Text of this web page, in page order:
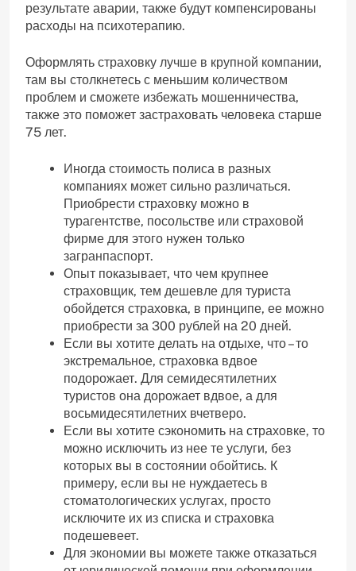
результате аварии, также будут компенсированы
расходы на психотерапию.
Оформлять страховку лучше в крупной компании,
там вы столкнетесь с меньшим количеством
проблем и сможете избежать мошенничества,
также это поможет застраховать человека старше
75 лет.
Иногда стоимость полиса в разных
компаниях может сильно различаться.
Приобрести страховку можно в
турагентстве, посольстве или страховой
фирме для этого нужен только
загранпаспорт.
Опыт показывает, что чем крупнее
страховщик, тем дешевле для туриста
обойдется страховка, в принципе, ее можно
приобрести за 300 рублей на 20 дней.
Если вы хотите делать на отдыхе, что – то
экстремальное, страховка вдвое
подорожает. Для семидесятилетних
туристов она дорожает вдвое, а для
восьмидесятилетних вчетверо.
Если вы хотите сэкономить на страховке, то
можно исключить из нее те услуги, без
которых вы в состоянии обойтись. К
примеру, если вы не нуждаетесь в
стоматологических услугах, просто
исключите их из списка и страховка
подешевеет.
Для экономии вы можете также отказаться